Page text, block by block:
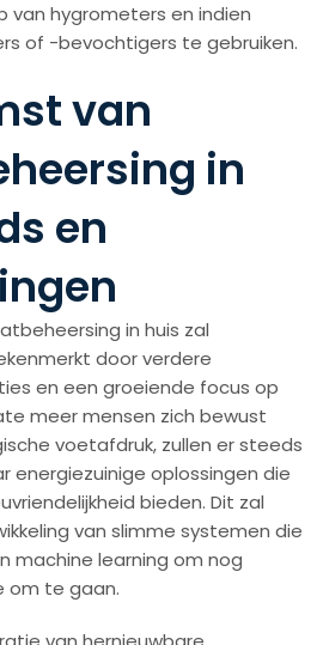
van hygrometers en indien
of -bevochtigers te gebruiken.
van
in
en
in huis zal
door verdere
en een groeiende focus op
meer mensen zich bewust
voetafdruk, zullen er steeds
energiezuinige oplossingen die
bieden. Dit zal
van slimme systemen die
machine learning om nog
om te gaan.